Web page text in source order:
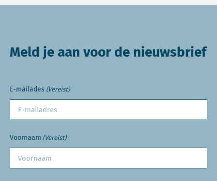
Meld je aan voor de nieuwsbrief
E-mailades (Vereist)
Voornaam (Vereist)